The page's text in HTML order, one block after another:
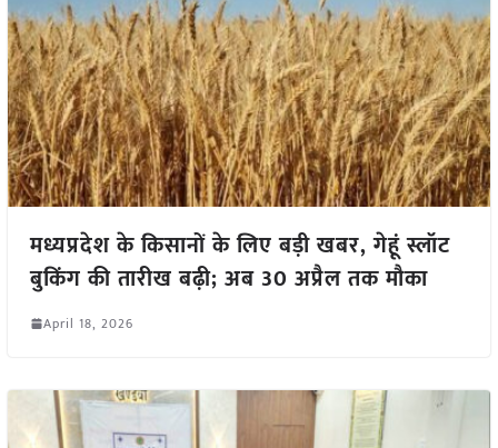
मध्यप्रदेश के किसानों के लिए बड़ी खबर, गेहूं स्लॉट
बुकिंग की तारीख बढ़ी; अब 30 अप्रैल तक मौका
April 18, 2026